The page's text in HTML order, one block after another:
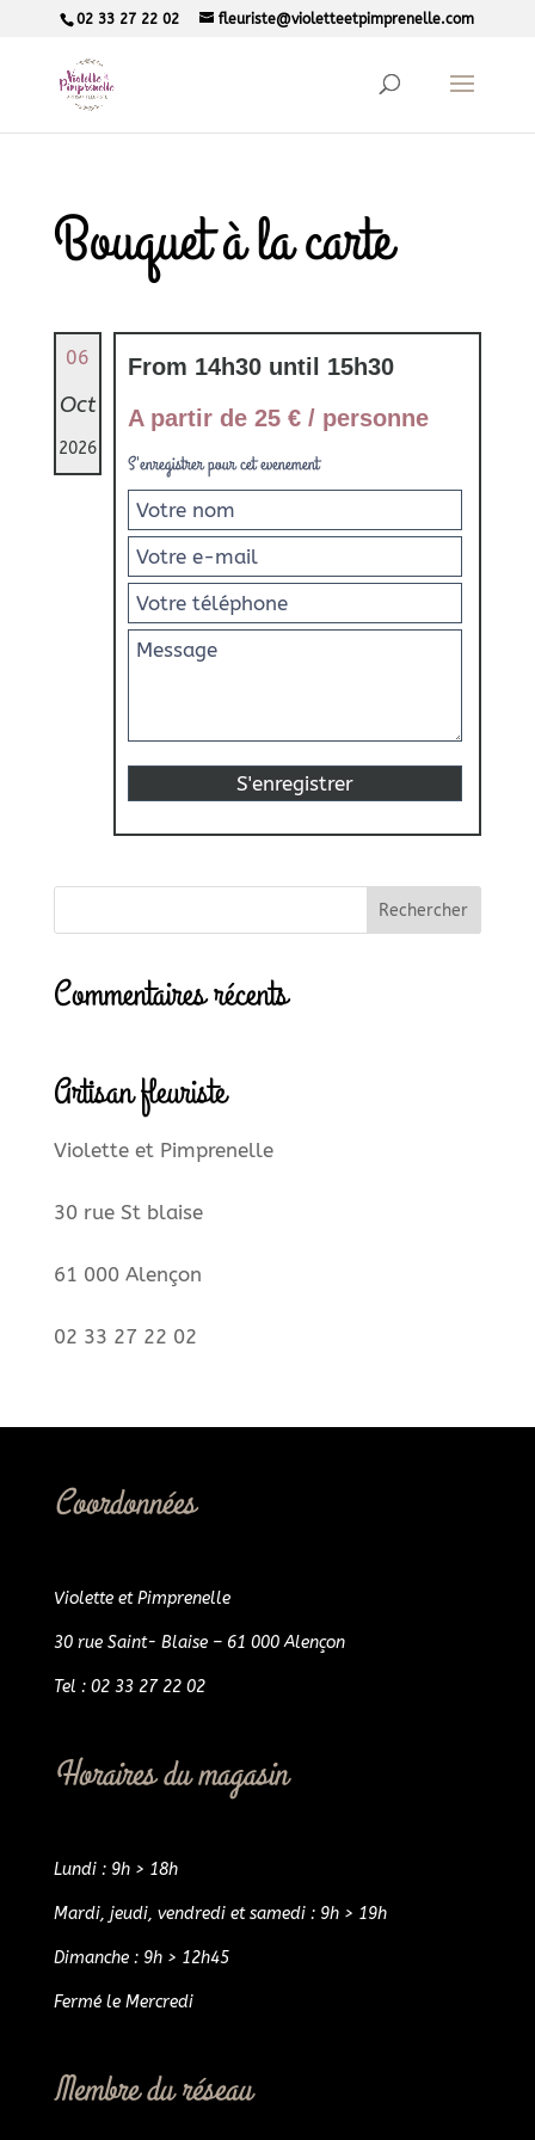
02 33 27 22 02 fleuriste@violetteetpimprenelle.com
Bouquet à la carte
06
Oct
2026
From 14h30 until 15h30
A partir de 25 € / personne
S'enregistrer pour cet evenement
Commentaires récents
Artisan fleuriste
Violette et Pimprenelle
30 rue St blaise
61 000 Alençon
02 33 27 22 02
Coordonnées
Violette et Pimprenelle
30 rue Saint- Blaise – 61 000 Alençon
Tel : 02 33 27 22 02
Horaires du magasin
Lundi : 9h > 18h
Mardi, jeudi, vendredi et samedi : 9h > 19h
Dimanche : 9h > 12h45
Fermé le Mercredi
Membre du réseau